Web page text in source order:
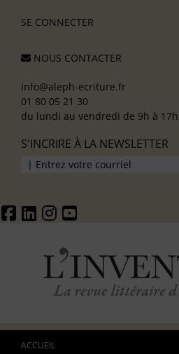
SE CONNECTER
NOUS CONTACTER
info@aleph-ecriture.fr
01 80 05 21 30
du lundi au vendredi de 9h à 17h
S'INCRIRE À LA NEWSLETTER
ACCUEIL